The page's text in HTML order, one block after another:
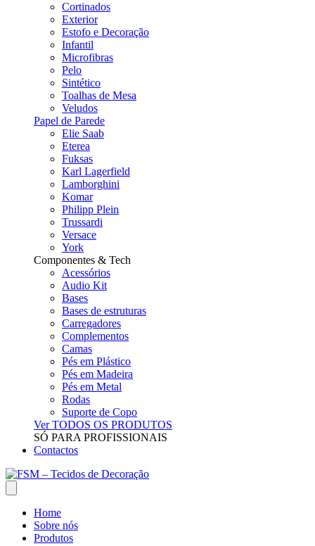
Cortinados
Exterior
Estofo e Decoração
Infantil
Microfibras
Pelo
Sintético
Toalhas de Mesa
Veludos
Papel de Parede
Elie Saab
Eterea
Fuksas
Karl Lagerfield
Lamborghini
Komar
Philipp Plein
Trussardi
Versace
York
Componentes & Tech
Acessórios
Audio Kit
Bases
Bases de estruturas
Carregadores
Complementos
Camas
Pés em Plástico
Pés em Madeira
Pés em Metal
Rodas
Suporte de Copo
Ver TODOS OS PRODUTOS
SÓ PARA PROFISSIONAIS
Contactos
Home
Sobre nós
Produtos